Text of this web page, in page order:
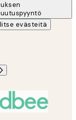
evästeitä